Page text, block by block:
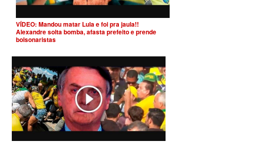
VÍDEO: Mandou matar Lula e foi pra jaula!!
Alexandre solta bomba, afasta prefeito e prende
bolsonaristas